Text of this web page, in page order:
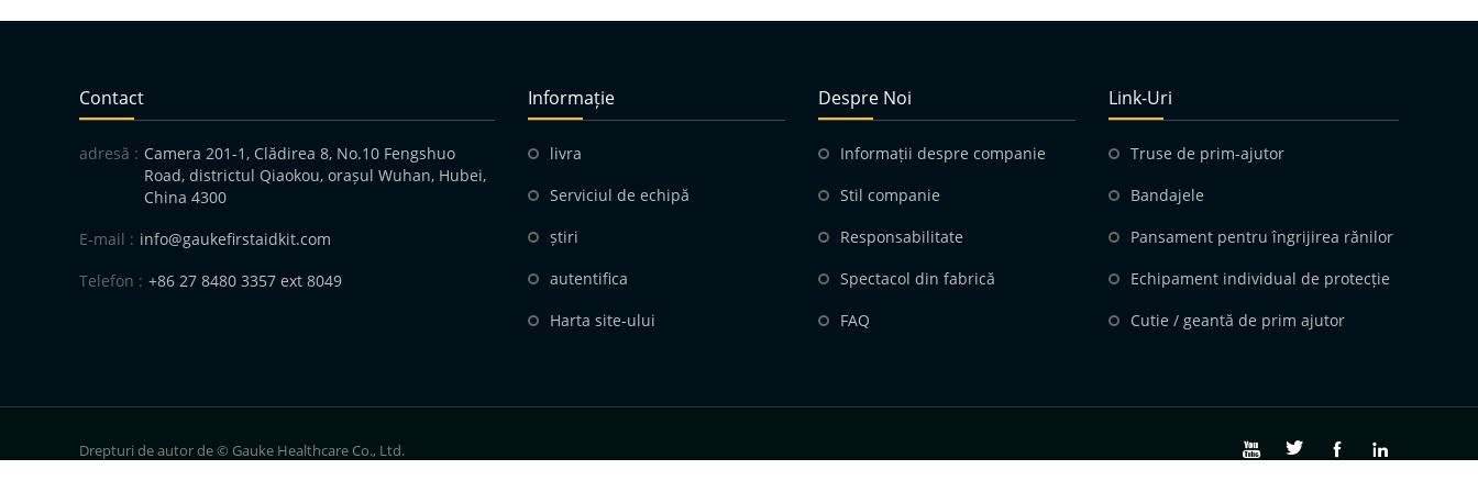
Contact
adresă : Camera 201-1, Clădirea 8, No.10 Fengshuo
Road, districtul Qiaokou, orașul Wuhan, Hubei,
China 4300
E-mail : info@gaukefirstaidkit.com
Telefon : +86 27 8480 3357 ext 8049
Informație
livra
Serviciul de echipă
știri
autentifica
Harta site-ului
Despre Noi
Informații despre companie
Stil companie
Responsabilitate
Spectacol din fabrică
FAQ
Link-Uri
Truse de prim-ajutor
Bandajele
Pansament pentru îngrijirea rănilor
Echipament individual de protecție
Cutie / geantă de prim ajutor
   
Drepturi de autor de © Gauke Healthcare Co., Ltd.